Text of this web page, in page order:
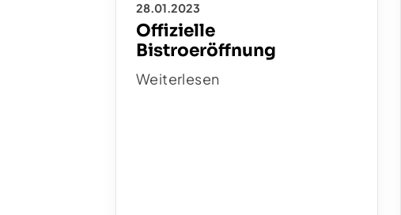
28.01.2023
Offizielle
Bistroeröffnung
Weiterlesen